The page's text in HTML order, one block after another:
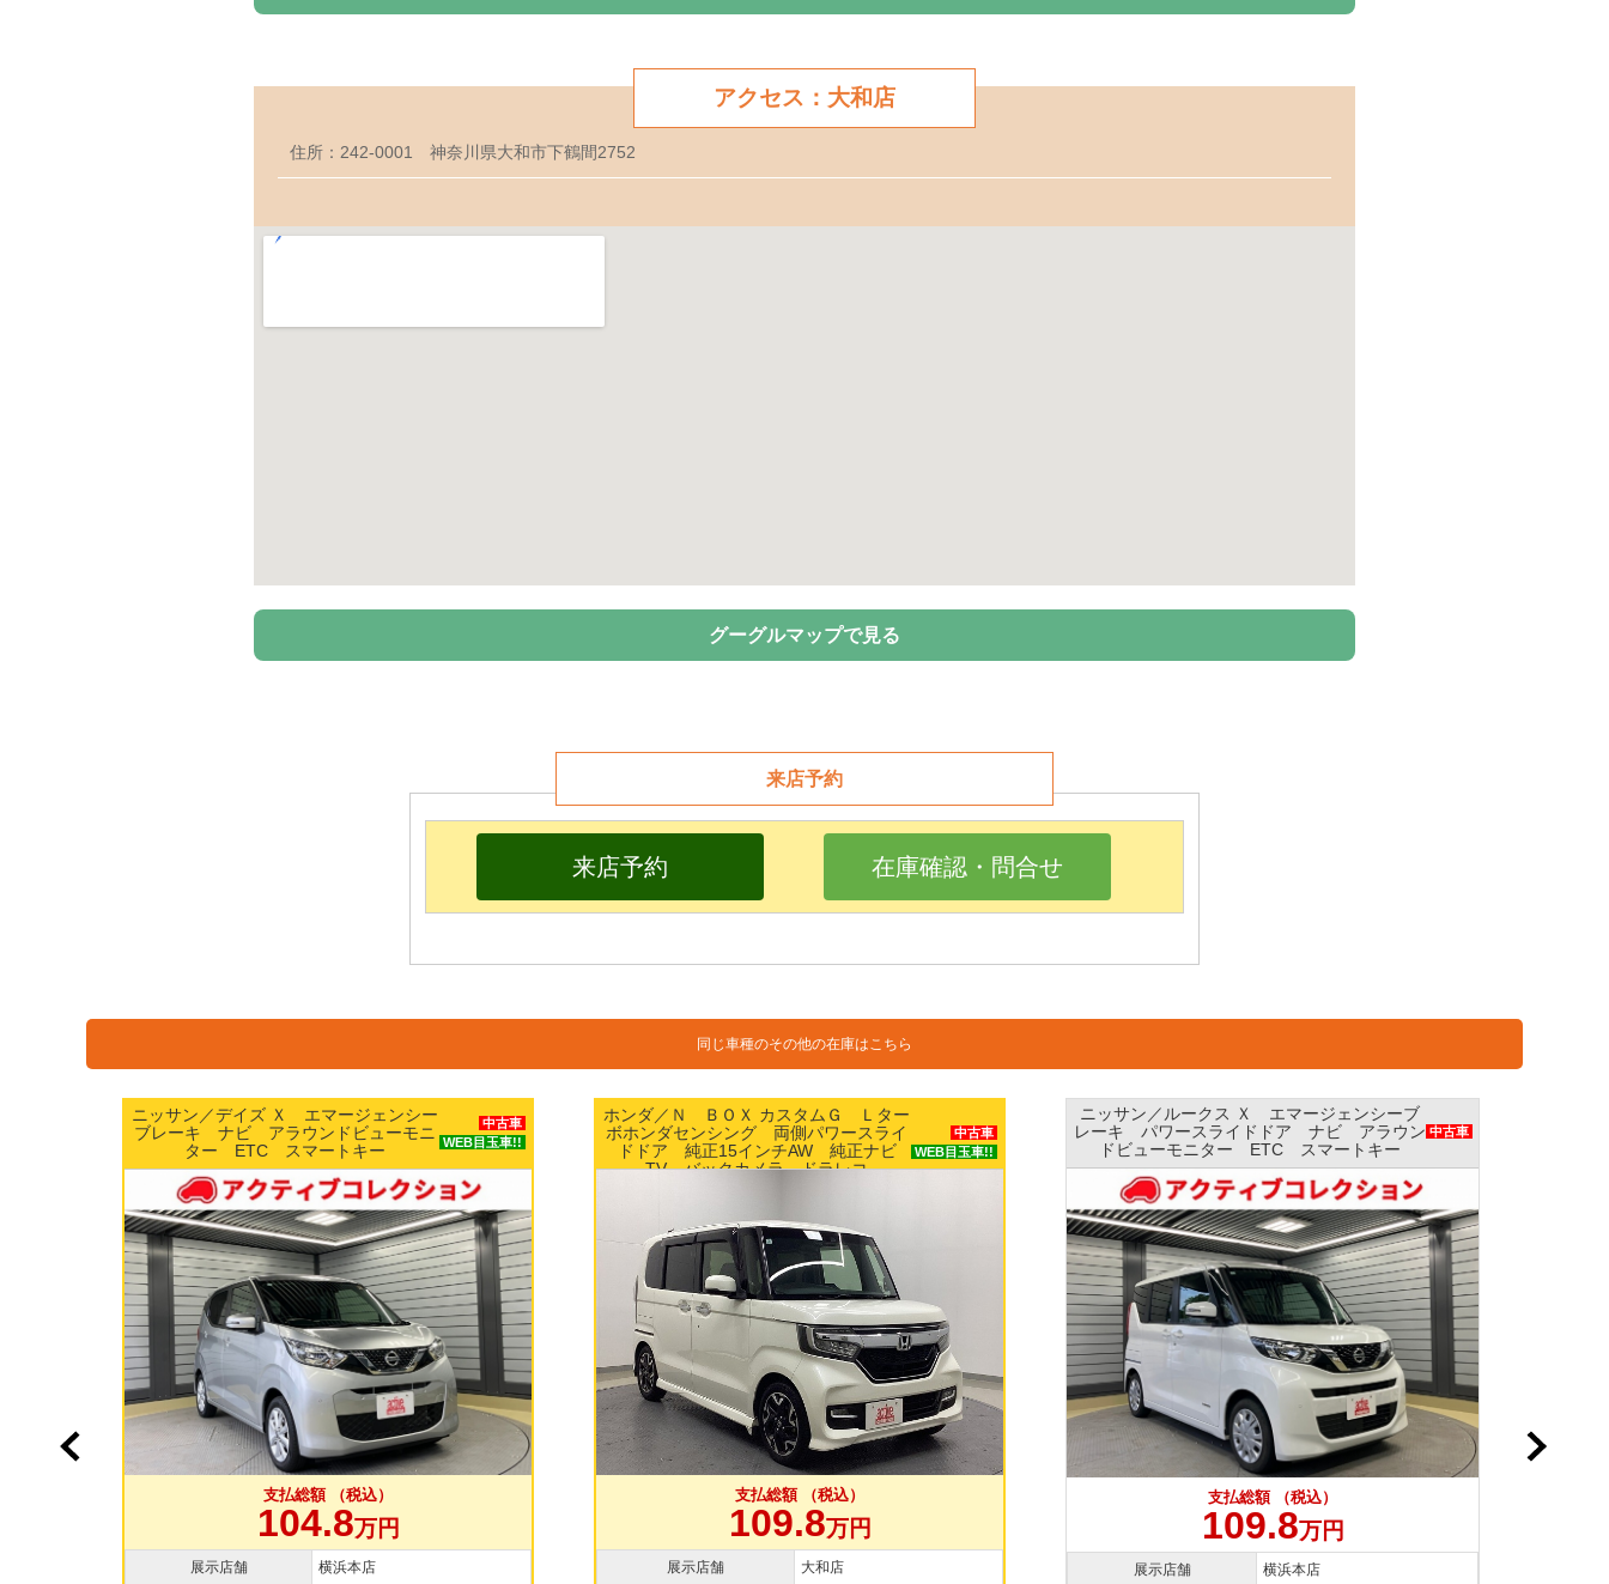
アクセス：大和店
住所：242-0001 神奈川県大和市下鶴間2752
グーグルマップで見る
来店予約
来店予約 在庫確認・問合せ
同じ車種のその他の在庫はこちら
マージェンシー
ンドビューモニ
中古車
WEB目玉車!!
ホンダ／Ｎ ＢＯＸ カスタムＧ Ｌター
ボホンダセンシング 両側パワースライ
ドドア 純正15インチAW 純正ナビ
TV バックカメラ ドラレコ
中古車
WEB目玉車!!
展示店舗
ニッサン／ルークス Ｘ エマージェンシーブ
レーキ パワースライドドア ナビ アラウン
ドビューモニター ETC スマートキー
中古車
展示店舗
ニッサン／ルークス Ｘ エマージェンシーブレ
ーキ パワースライドドア ナビ 全方位モニ
ター AAC
展示店舗